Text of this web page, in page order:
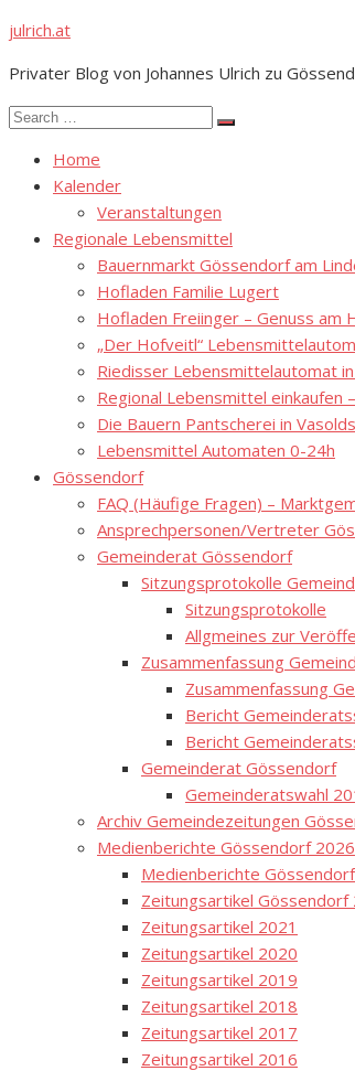
Skip
content
julrich.at
Privater Blog von Johannes Ulrich zu
Search
Search
Home
Kalender
Veranstaltungen
Regionale Lebensmittel
Bauernmarkt Gössendorf am
Hofladen Familie Lugert
Hofladen Freiinger – Genuss am
„Der Hofveitl“
Riedisser Lebensmittelautomat
Regional Lebensmittel einkaufen
Die Bauern Pantscherei in
Lebensmittel Automaten 0-24h
Gössendorf
FAQ (Häufige Fragen) –
Ansprechpersonen/Vertreter
Gemeinderat Gössendorf
Sitzungsprotokolle
Sitzungsprotokolle
Allgmeines zur
Zusammenfassung
Zusammenfassung
Bericht
Bericht
Gemeinderat Gössendorf
Gemeinderatswahl
Archiv Gemeindezeitungen
Medienberichte Gössendorf 2026
Medienberichte
Zeitungsartikel Gössendorf
Zeitungsartikel 2021
Zeitungsartikel 2020
Zeitungsartikel 2019
Zeitungsartikel 2018
Zeitungsartikel 2017
Zeitungsartikel 2016